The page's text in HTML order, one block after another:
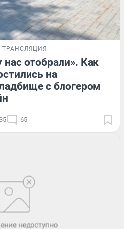
нас отобрали». Как
на
с блогером
65